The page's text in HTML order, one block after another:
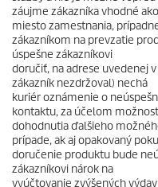
záujme zákazníka vhodné
miesto zamestnania,
zákazníkom na prevzatie
úspešne zákazníkovi
doručiť, na adrese uvedenej
zákazník nezdržoval) nechá
kuriér oznámenie o
kontaktu, za účelom
dohodnutia ďalšieho
prípade, ak aj opakovaný
doručenie produktu bude
zákazníkovi nárok na
vyúčtovanie zvýšených